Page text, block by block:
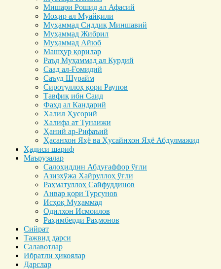
Мишари Рошид ал Афасий
Моҳир ал Муайқили
Муҳаммад Cиддиқ Миншавий
Муҳаммад Жибрил
Муҳаммад Айюб
Машҳур қорилар
Раъд Муҳаммад ал Курдий
Саад ал-Ғомидий
Саъуд Шурайм
Сиротуллоҳ қори Раупов
Тавфиқ ибн Саид
Фаҳд ал Кандарий
Халил Ҳусорий
Халифа ат Тунаижи
Ҳаний ар-Рифаъий
Ҳасанхон Яҳё ва Ҳусайнхон Яҳё Абдулмажид
Ҳадиси шариф
Маърузалар
Салоҳиддин Абдуғаффор ўғли
Азизхўжа Хайруллоҳ ўғли
Раҳматуллоҳ Сайфуддинов
Анвар қори Турсунов
Исҳоқ Муҳаммад
Одилхон Исмоилов
Раҳимберди Раҳмонов
Сийрат
Тажвид дарси
Салавотлар
Ибратли ҳикоялар
Дарслар